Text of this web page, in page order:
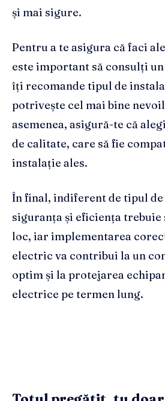
și mai sigure.
Pentru a te asigura că faci
este important să consulți
îți recomande tipul de
potrivește cel mai bine
asemenea, asigură-te că
de calitate, care să fie
instalație ales.
În final, indiferent de tipul
siguranța și eficiența trebuie
loc, iar implementarea
electric va contribui la un
optim și la protejarea
electrice pe termen lung.